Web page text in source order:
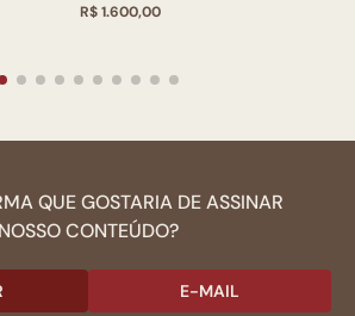
R$ 1.600,00
QUE GOSTARIA DE ASSINAR
NOSSO CONTEÚDO?
E-MAIL